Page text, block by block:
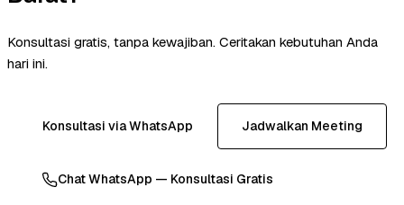
Konsultasi gratis, tanpa kewajiban. Ceritakan kebutuhan Anda
hari ini.
Konsultasi via WhatsApp Jadwalkan Meeting
Chat WhatsApp — Konsultasi Gratis